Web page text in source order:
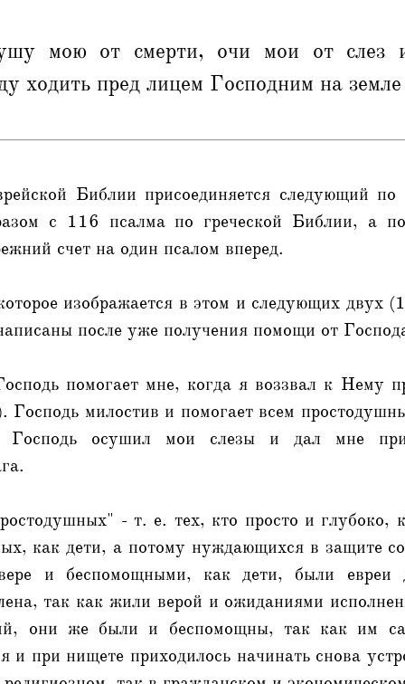
мою от смерти, очи мои от слез
ходить пред лицем Господним на
Библии присоединяется следующий
с 116 псалма по греческой Библии, а
счет на один псалом вперед.
изображается в этом и следующих двух
после уже получения помощи от
помогает мне, когда я воззвал к Нему
Господь милостив и помогает всем
осушил мои слезы и дал мне
- т. е. тех, кто просто и глубоко,
как дети, а потому нуждающихся в защите
и беспомощными, как дети, были евреи
так как жили верой и ожиданиями
они же были и беспомощны, так как им
и при нищете приходилось начинать снова